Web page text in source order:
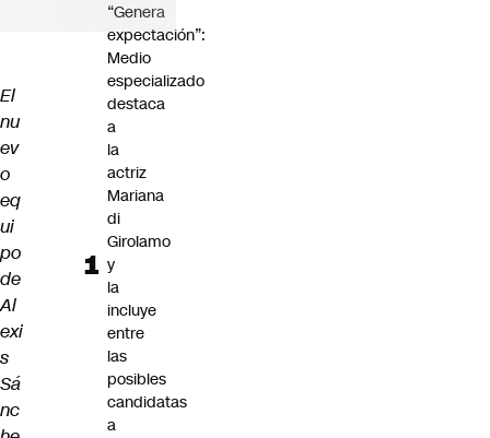
El
nu
ev
o
eq
ui
po
de
Al
exi
s
Sá
nc
“Genera
expectación”:
Medio
especializado
destaca
a
la
actriz
Mariana
di
Girolamo
y
la
incluye
entre
las
posibles
candidatas
a